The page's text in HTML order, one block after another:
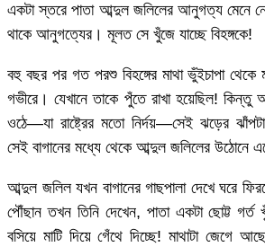
একটা স্তরে পাতা আব্দুল জলিলের আনুগত্য মেনে
থাকে আনুগত্যের। মূলত সে খুঁজে যাচ্ছে বিহঙ্গকে!
বহু বছর পর গত পরশু বিহঙ্গের মাথা ভুঁইচাপা থেকে
গভীরে। যেখানে তাকে পুঁতে রাখা হয়েছিল! কিন্তু
ওঠে—যা রাষ্ট্রের মতো নির্দয়—সেই ঝড়ের
সেই বাগানের মধ্যে থেকে আব্দুল জলিলের উঠোনে
আব্দুল জলিল যখন বাগানের গাছপালা দেখে ঘরে
পৌঁছান তখন তিনি দেখেন, পাতা একটা ছোট্ট গর্ত
বসিয়ে মাটি দিয়ে গেঁথে দিচ্ছে! মাথাটা জেগে